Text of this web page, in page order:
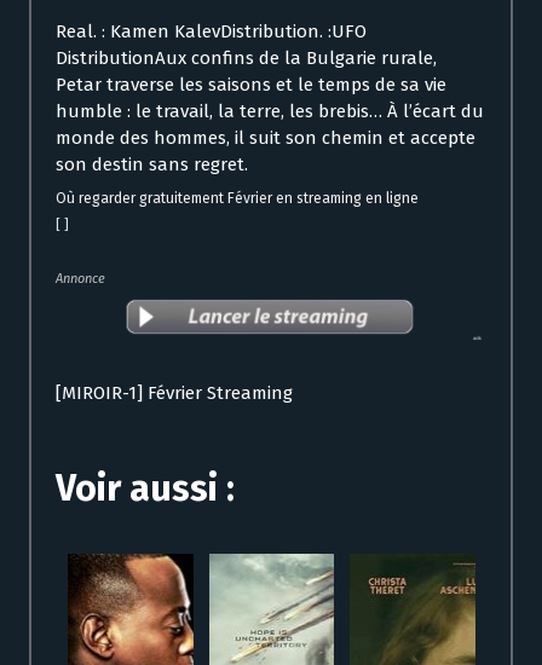
Real. : Kamen KalevDistribution. :UFO
DistributionAux confins de la Bulgarie rurale,
Petar traverse les saisons et le temps de sa vie
humble : le travail, la terre, les brebis… À l’écart du
monde des hommes, il suit son chemin et accepte
son destin sans regret.
Où regarder gratuitement Février en streaming en ligne
Annonce
[MIROIR-1] Février Streaming
Voir aussi :